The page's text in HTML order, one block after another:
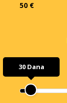
50 €
30 Dana